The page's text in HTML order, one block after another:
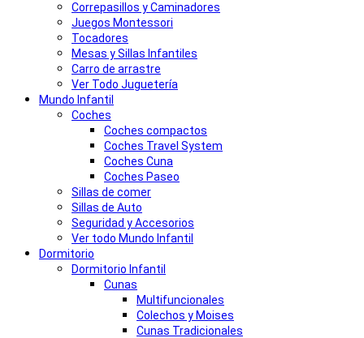
Correpasillos y Caminadores
Juegos Montessori
Tocadores
Mesas y Sillas Infantiles
Carro de arrastre
Ver Todo Juguetería
Mundo Infantil
Coches
Coches compactos
Coches Travel System
Coches Cuna
Coches Paseo
Sillas de comer
Sillas de Auto
Seguridad y Accesorios
Ver todo Mundo Infantil
Dormitorio
Dormitorio Infantil
Cunas
Multifuncionales
Colechos y Moises
Cunas Tradicionales